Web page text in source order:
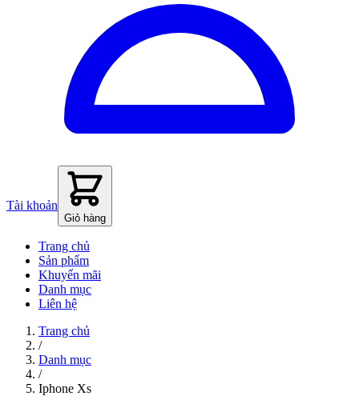
Tài khoản
Giỏ hàng
Trang chủ
Sản phẩm
Khuyến mãi
Danh mục
Liên hệ
Trang chủ
/
Danh mục
/
Iphone Xs